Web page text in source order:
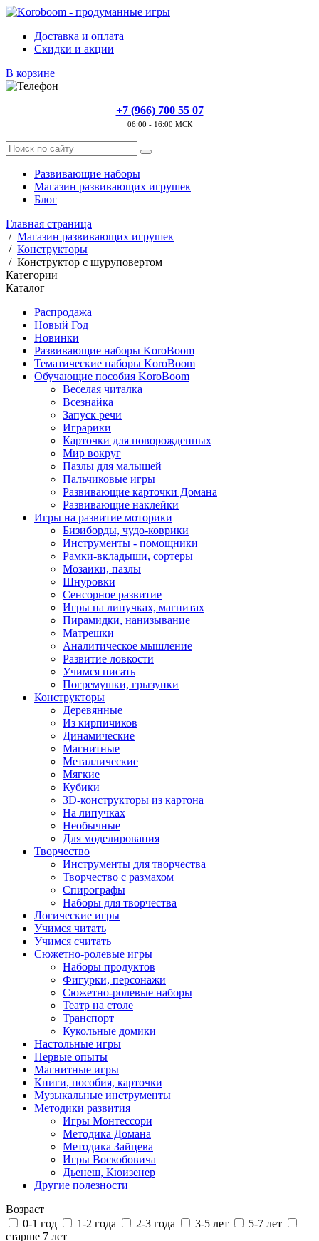
Доставка и оплата
Скидки и акции
В корзине
+7 (966) 700 55 07
06:00 - 16:00 МСК
Развивающие наборы
Магазин развивающих игрушек
Блог
Главная страница
/ Магазин развивающих игрушек
/ Конструкторы
/ Конструктор с шуруповертом
Категории
Каталог
Распродажа
Новый Год
Новинки
Развивающие наборы KoroBoom
Тематические наборы KoroBoom
Обучающие пособия KoroBoom
Веселая читалка
Всезнайка
Запуск речи
Играрики
Карточки для новорожденных
Мир вокруг
Пазлы для малышей
Пальчиковые игры
Развивающие карточки Домана
Развивающие наклейки
Игры на развитие моторики
Бизиборды, чудо-коврики
Инструменты - помощники
Рамки-вкладыши, сортеры
Мозаики, пазлы
Шнуровки
Сенсорное развитие
Игры на липучках, магнитах
Пирамидки, нанизывание
Матрешки
Аналитическое мышление
Развитие ловкости
Учимся писать
Погремушки, грызунки
Конструкторы
Деревянные
Из кирпичиков
Динамические
Магнитные
Металлические
Мягкие
Кубики
3D-конструкторы из картона
На липучках
Необычные
Для моделирования
Творчество
Инструменты для творчества
Творчество с размахом
Спирографы
Наборы для творчества
Логические игры
Учимся читать
Учимся считать
Сюжетно-ролевые игры
Наборы продуктов
Фигурки, персонажи
Сюжетно-ролевые наборы
Театр на столе
Транспорт
Кукольные домики
Настольные игры
Первые опыты
Магнитные игры
Книги, пособия, карточки
Музыкальные инструменты
Методики развития
Игры Монтессори
Методика Домана
Методика Зайцева
Игры Воскобовича
Дьенеш, Кюизенер
Другие полезности
Возраст
0-1 год
1-2 года 2-3 года 3-5 лет
5-7 лет
старше 7 лет